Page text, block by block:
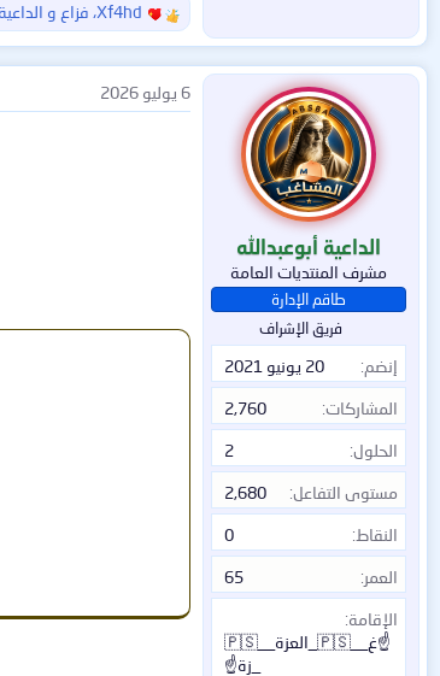
ا
ل
ت
ف
ا
Xf4hd، فزاع و
الداعية أبوعبدالله
مشرف المنتديات العامة
طاقم الإدارة
فريق الإشراف
إنضم 20 يونيو 2021
المشاركات 2,760
الحلول 2
مستوى التفاعل 2,680
النقاط 0
العمر 65
الإقامة
☝️غ__🇵🇸_العزة__🇵🇸
_زة☝️
6 يوليو 2026